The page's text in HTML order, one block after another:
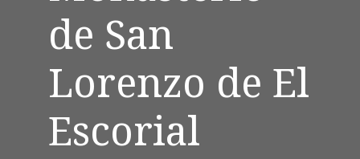
de San
Lorenzo de El
Escorial